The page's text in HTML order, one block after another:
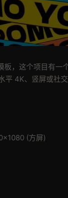
，这个项目有一
4K、竖屏或社
(方屏)